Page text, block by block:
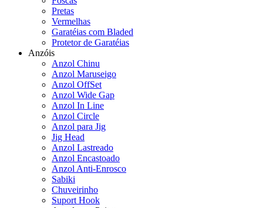
Pretas
Vermelhas
Garatéias com Bladed
Protetor de Garatéias
Anzóis
Anzol Chinu
Anzol Maruseigo
Anzol OffSet
Anzol Wide Gap
Anzol In Line
Anzol Circle
Anzol para Jig
Jig Head
Anzol Lastreado
Anzol Encastoado
Anzol Anti-Enrosco
Sabiki
Chuveirinho
Suport Hook